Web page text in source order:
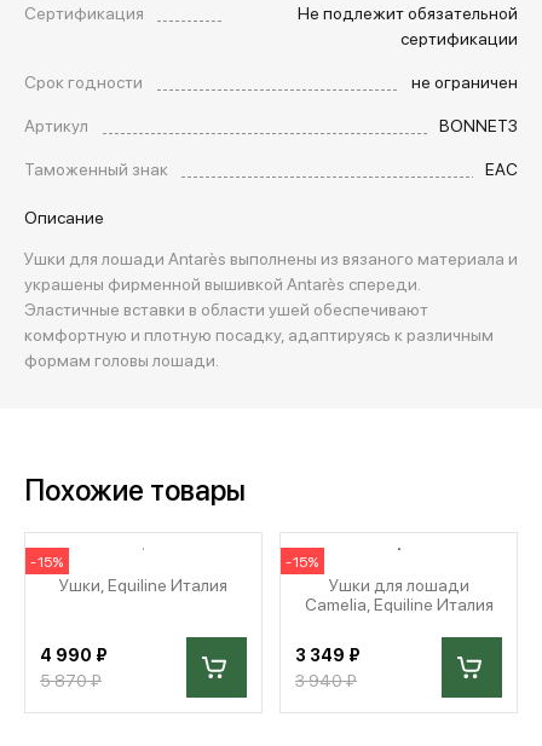
Сертификация
Не подлежит обязательной
сертификации
Срок годности
не ограничен
Артикул
BONNET3
Таможенный знак
EAC
Описание
Ушки для лошади Antarès выполнены из вязаного материала и
украшены фирменной вышивкой Antarès спереди.
Эластичные вставки в области ушей обеспечивают
комфортную и плотную посадку, адаптируясь к различным
формам головы лошади.
Похожие товары
-15%
Ушки, Equiline Италия
4 990 ₽
5 870 ₽
-15%
Ушки для лошади
Camelia, Equiline Италия
3 349 ₽
3 940 ₽